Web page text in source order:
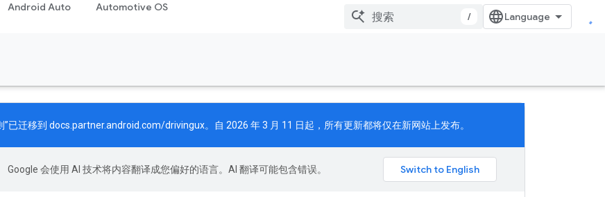
Android Auto Automotive OS
/
”已迁移到 docs.partner.android.com/drivingux。自 2026 年 3 月 11 日起，所有更新都将仅在新网站上发布。
Google 会使用 AI 技术将内容翻译成您偏好的语言。AI 翻译可能包含错误。